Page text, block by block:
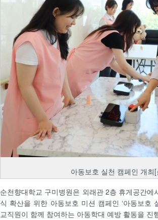
아동보호 실천 캠페인 개
순천향대학교 구미병원은 외래관 2층 휴게공간
식 확산을 위한 아동보호 미션 캠페인 ‘아동보호
교직원이 함께 참여하는 아동학대 예방 활동을 진